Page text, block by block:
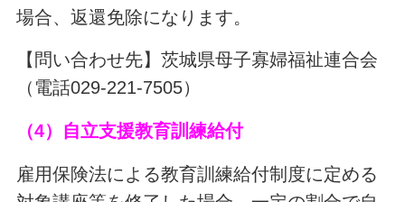
場合、返還免除になります。
【問い合わせ先】茨城県母子寡婦福祉連合会
（電話029-221-7505）
（4）自立支援教育訓練給付
雇用保険法による教育訓練給付制度に定める